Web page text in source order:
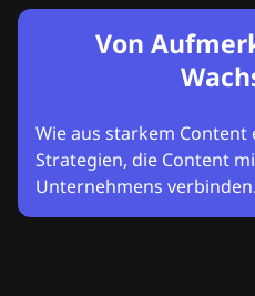
Von
Wie aus starkem Content
Strategien, die Content
Unternehmens verbinden.